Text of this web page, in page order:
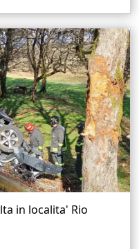
in localita' Rio